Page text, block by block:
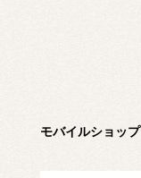
モバイルショップ